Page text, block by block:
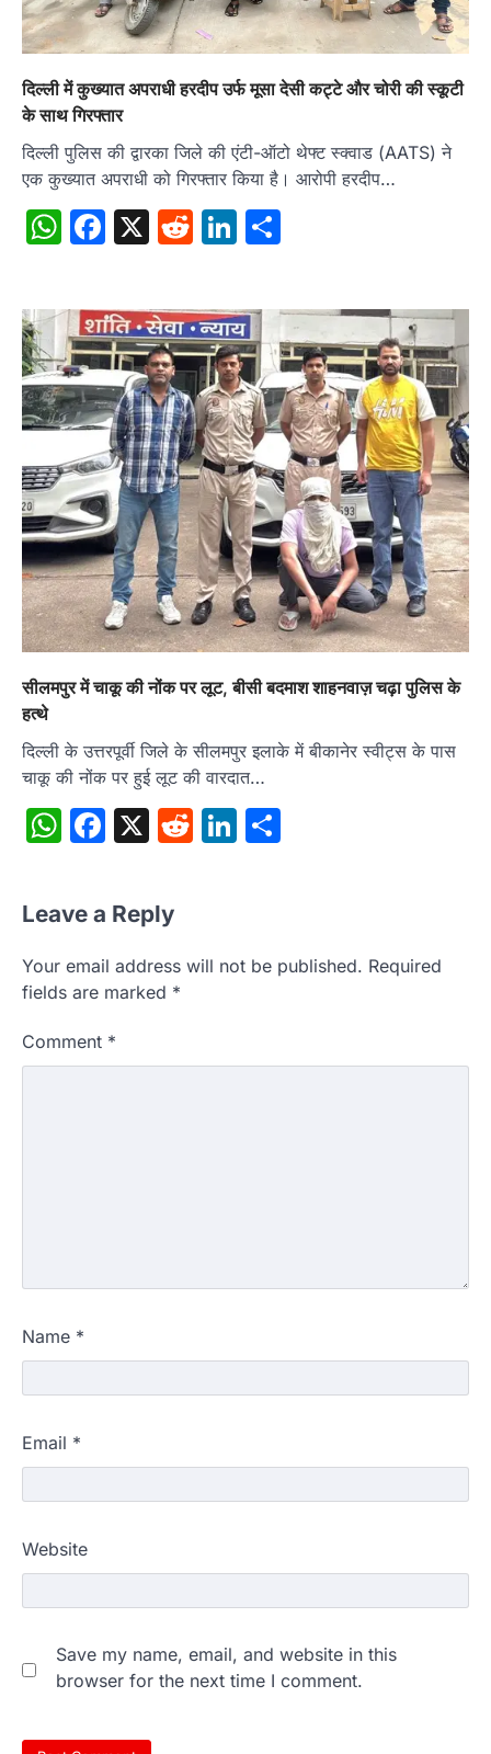
दिल्ली में कुख्यात अपराधी हरदीप उर्फ मूसा देसी कट्टे और चोरी की स्कूटी
के साथ गिरफ्तार
दिल्ली पुलिस की द्वारका जिले की एंटी-ऑटो थेफ्ट स्क्वाड (AATS) ने
एक कुख्यात अपराधी को गिरफ्तार किया है। आरोपी हरदीप…
WhatsApp
Facebook
X RedditLinkedIn
सीलमपुर में चाकू की नोंक पर लूट, बीसी बदमाश शाहनवाज़ चढ़ा पुलिस के
हत्थे
दिल्ली के उत्तरपूर्वी जिले के सीलमपुर इलाके में बीकानेर स्वीट्स के पास
चाकू की नोंक पर हुई लूट की वारदात…
WhatsApp
Facebook
X RedditLinkedIn
Leave a Reply
Your email address will not be published. Required
fields are marked *
Comment *
Name *
Email *
Website
Save my name, email, and website in this
browser for the next time I comment.